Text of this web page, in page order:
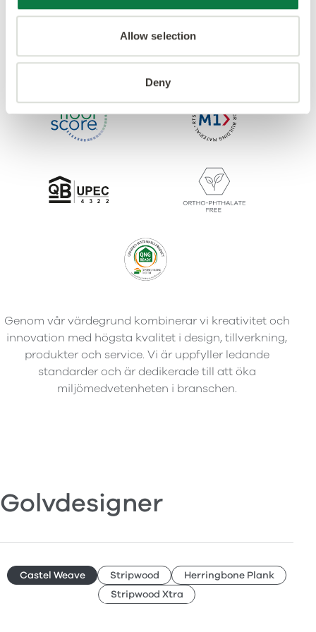
Allow selection
Deny
Genom vår värdegrund kombinerar vi kreativitet och
innovation med högsta kvalitet i design, tillverkning,
produkter och service. Vi är uppfyller ledande
standarder och är dedikerade till att öka
miljömedvetenheten i branschen.
Golvdesigner
Castel Weave Stripwood
Herringbone Plank
Stripwood Xtra